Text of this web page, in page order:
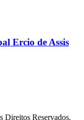
Ercio de Assis
Direitos Reservados.